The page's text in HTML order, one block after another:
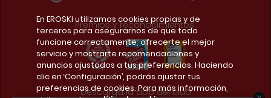
Premios y reconocimientos:
Descarga la app del club
En EROSKI utilizamos cookies propias y de
terceros para asegurarnos de que todo
funcione correctamente, ofrecerte el mejor
servicio y mostrarte recomendaciones y
anuncios ajustados a tus preferencias. Haciendo
clic en ‘Configuración’, podrás ajustar tus
preferencias de cookies. Para más información,